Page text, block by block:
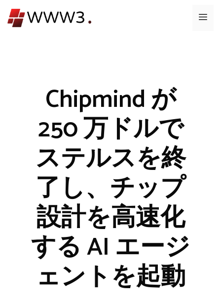
ン
メ
Chipmind が
250 万ドルで
ステルスを終
了し、チップ
設計を高速化
する AI エージ
ェントを起動